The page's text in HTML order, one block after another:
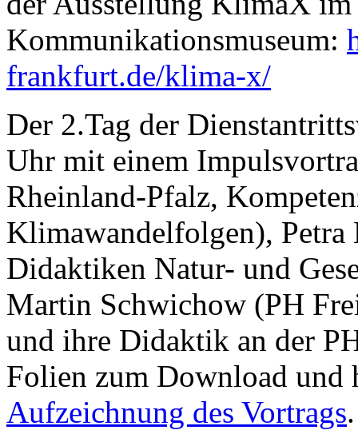
Kommunikationsmuseum:
frankfurt.de/klima-x/
Der 2.Tag der
Uhr mit einem
Rheinland-Pfalz,
Klimawandelfolgen),
Didaktiken Natur- und
Martin Schwichow (PH
und ihre Didaktik an der
Folien zum Download und
Aufzeichnung des Vortrags.